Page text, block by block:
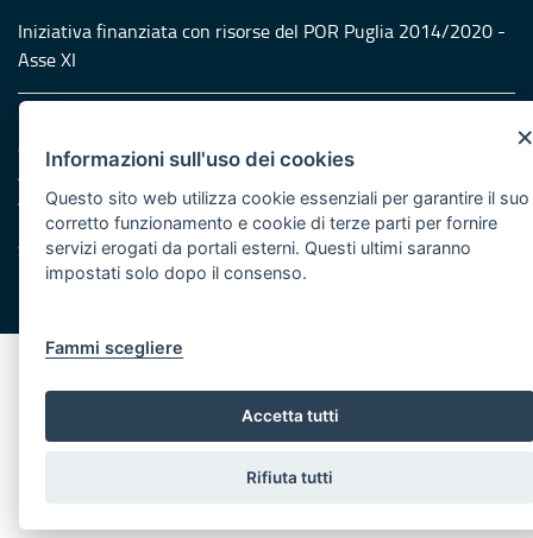
Iniziativa finanziata con risorse del POR Puglia 2014/2020 -
Asse XI
Cookie e privacy
Amministrazione trasparente
Atti di notifica
Feed RSS
Servizi Intranet
×
Informazioni sull'uso dei cookies
Questo sito web utilizza cookie essenziali per garantire il suo
corretto funzionamento e cookie di terze parti per fornire
servizi erogati da portali esterni. Questi ultimi saranno
impostati solo dopo il consenso.
Fammi scegliere
Accetta tutti
Rifiuta tutti